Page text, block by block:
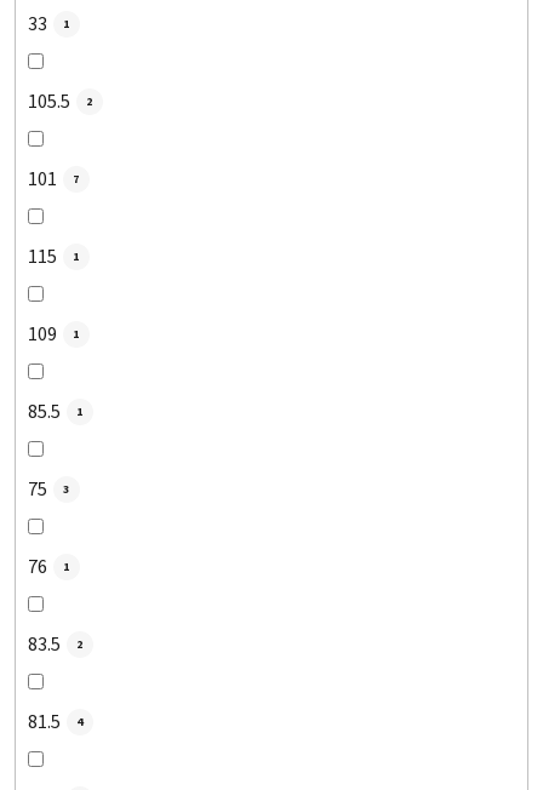
33 1
105.5 2
101 7
115 1
109 1
85.5 1
75 3
76 1
83.5 2
81.5 4